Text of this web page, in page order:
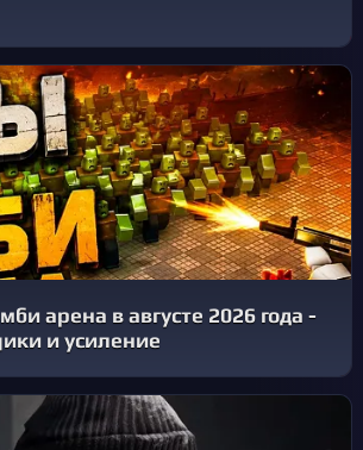
арена в августе 2026 года -
и усиление